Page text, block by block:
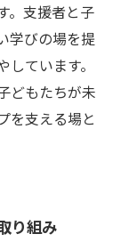
。支援者と子
学びの場を提
ています。
どもたちが未
を支える場と
り組み